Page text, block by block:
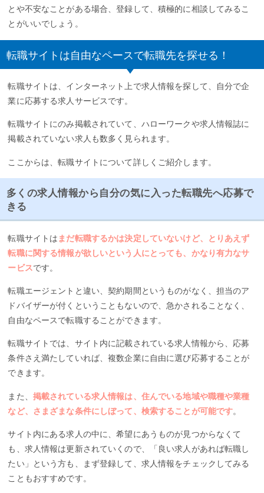
とや不安なことがある場合、登録して、積極的に相談してみるこ
とがいいでしょう。
転職サイトは自由なペースで転職先を探せる！
転職サイトは、インターネット上で求人情報を探して、自分で企
業に応募する求人サービスです。
転職サイトにのみ掲載されていて、ハローワークや求人情報誌に
掲載されていない求人も数多く見られます。
ここからは、転職サイトについて詳しくご紹介します。
多くの求人情報から自分の気に入った転職先へ応募で
きる
転職サイトは まだ転職するかは決定していないけど、とりあえず
転職に関する情報が欲しいという人にとっても、かなり有力なサ
ービスです。
転職エージェントと違い、契約期間というものがなく、担当のア
ドバイザーが付くということもないので、急かされることなく、
自由なペースで転職することができます。
転職サイトでは、サイト内に記載されている求人情報から、応募
条件さえ満たしていれば、複数企業に自由に選び応募することが
できます。
また、 掲載されている求人情報は、住んでいる地域や職種や業種
など、さまざまな条件にしぼって、検索することが可能です。
サイト内にある求人の中に、希望にあうものが見つからなくて
も、求人情報は更新されていくので、「良い求人があれば転職し
たい」という方も、まず登録して、求人情報をチェックしてみる
こともおすすめです。